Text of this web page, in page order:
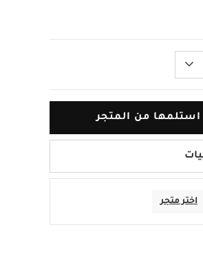
استلمها من المتجر
اختر متجر